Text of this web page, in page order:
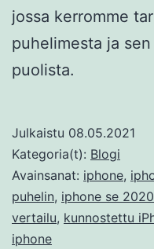
jossa kerromme
puhelimesta ja
puolista.
Julkaistu 08.05.2021
Kategoria(t): Blogi
Avainsanat: iphone,
puhelin, iphone se 2020
vertailu, kunnostettu
iphone